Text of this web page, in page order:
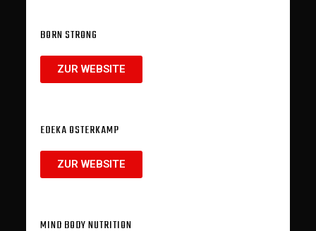
BORN STRONG
ZUR WEBSITE
EDEKA OSTERKAMP
ZUR WEBSITE
MIND BODY NUTRITION